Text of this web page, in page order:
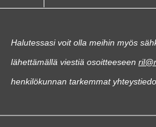
Halutessasi voit olla meihin myös
lähettämällä viestiä osoitteeseen
henkilökunnan tarkemmat